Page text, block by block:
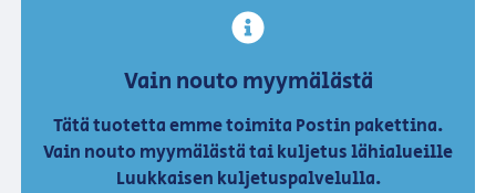
Vain nouto myymälästä
Tätä tuotetta emme toimita Postin pakettina.
Vain nouto myymälästä tai kuljetus lähialueille
Luukkaisen kuljetuspalvelulla.